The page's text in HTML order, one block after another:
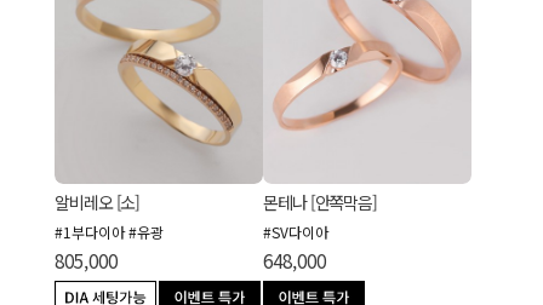
알비레오 [소]
#1부다이아 #유광
805,000
몬테나 [안쪽막음]
#SV다이아
648,000